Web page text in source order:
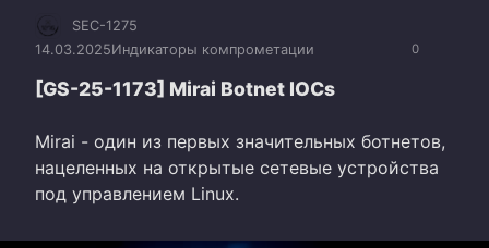
0
SEC-1275
14.03.2025Индикаторы компрометации
[GS-25-1173] Mirai Botnet IOCs
Mirai - один из первых значительных ботнетов,
нацеленных на открытые сетевые устройства
под управлением Linux.